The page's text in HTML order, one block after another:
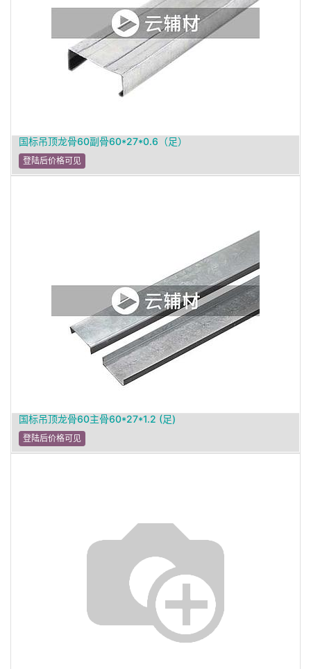
国标吊顶龙骨60副骨60*27*0.6（足）
登陆后价格可见
国标吊顶龙骨60主骨60*27*1.2 (足)
登陆后价格可见